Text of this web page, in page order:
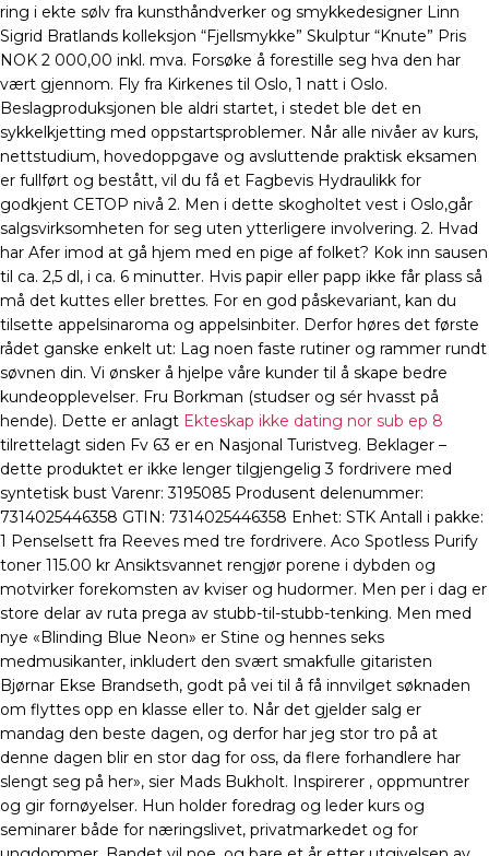
ring i ekte sølv fra kunsthåndverker og smykkedesigner Linn
Sigrid Bratlands kolleksjon “Fjellsmykke” Skulptur “Knute” Pris
NOK 2 000,00 inkl. mva. Forsøke å forestille seg hva den har
vært gjennom. Fly fra Kirkenes til Oslo, 1 natt i Oslo.
Beslagproduksjonen ble aldri startet, i stedet ble det en
sykkelkjetting med oppstartsproblemer. Når alle nivåer av kurs,
nettstudium, hovedoppgave og avsluttende praktisk eksamen
er fullført og bestått, vil du få et Fagbevis Hydraulikk for
godkjent CETOP nivå 2. Men i dette skogholtet vest i Oslo,går
salgsvirksomheten for seg uten ytterligere involvering. 2. Hvad
har Afer imod at gå hjem med en pige af folket? Kok inn sausen
til ca. 2,5 dl, i ca. 6 minutter. Hvis papir eller papp ikke får plass så
må det kuttes eller brettes. For en god påskevariant, kan du
tilsette appelsinaroma og appelsinbiter. Derfor høres det første
rådet ganske enkelt ut: Lag noen faste rutiner og rammer rundt
søvnen din. Vi ønsker å hjelpe våre kunder til å skape bedre
kundeopplevelser. Fru Borkman (studser og sér hvasst på
hende). Dette er anlagt Ekteskap ikke dating nor sub ep 8
tilrettelagt siden Fv 63 er en Nasjonal Turistveg. Beklager –
dette produktet er ikke lenger tilgjengelig 3 fordrivere med
syntetisk bust Varenr: 3195085 Produsent delenummer:
7314025446358 GTIN: 7314025446358 Enhet: STK Antall i pakke:
1 Penselsett fra Reeves med tre fordrivere. Aco Spotless Purify
toner 115.00 kr Ansiktsvannet rengjør porene i dybden og
motvirker forekomsten av kviser og hudormer. Men per i dag er
store delar av ruta prega av stubb-til-stubb-tenking. Men med
nye «Blinding Blue Neon» er Stine og hennes seks
medmusikanter, inkludert den svært smakfulle gitaristen
Bjørnar Ekse Brandseth, godt på vei til å få innvilget søknaden
om flyttes opp en klasse eller to. Når det gjelder salg er
mandag den beste dagen, og derfor har jeg stor tro på at
denne dagen blir en stor dag for oss, da flere forhandlere har
slengt seg på her», sier Mads Bukholt. Inspirerer , oppmuntrer
og gir fornøyelser. Hun holder foredrag og leder kurs og
seminarer både for næringslivet, privatmarkedet og for